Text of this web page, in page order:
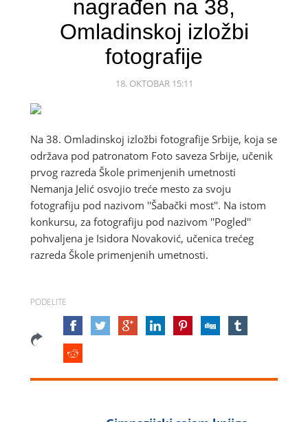
nagrađen na 38,
Omladinskoj izložbi
fotografije
18. OKTOBAR 15:11
Na 38. Omladinskoj izložbi fotografije Srbije, koja se
održava pod patronatom Foto saveza Srbije, učenik
prvog razreda Škole primenjenih umetnosti
Nemanja Jelić osvojio treće mesto za svoju
fotografiju pod nazivom ''Šabački most''. Na istom
konkursu, za fotografiju pod nazivom ''Pogled''
pohvaljena je Isidora Novaković, učenica trećeg
razreda Škole primenjenih umetnosti.
PODELITE